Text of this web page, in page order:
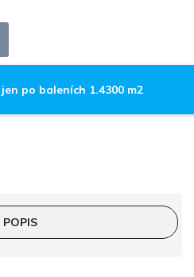
po baleních 1.4300 m2
POPIS